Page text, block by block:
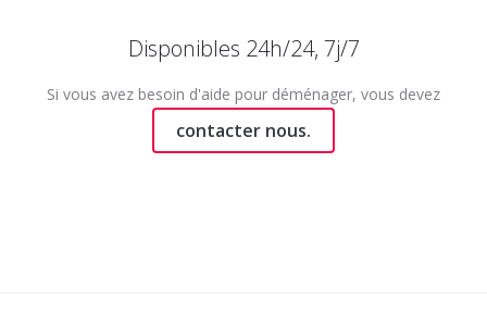
Disponibles 24h/24, 7j/7
Si vous avez besoin d'aide pour déménager, vous devez
contacter nous.